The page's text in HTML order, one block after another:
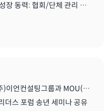
정책토론회 ‘MICE 산업의 신 성장 동력: 협회/단체 관리 및 복합리조트 산업’
한국MICE융합리더스포럼, (주)이언컨설팅그룹과 MOU(업무협약) 체결식
스 포럼 송년 세미나 공유